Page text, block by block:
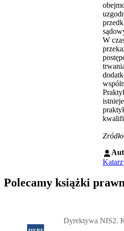
W
Polecamy książki
Dyrektywa NIS2.